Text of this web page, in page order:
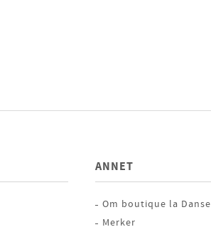
ANNET
Om boutique la Danse
Merker